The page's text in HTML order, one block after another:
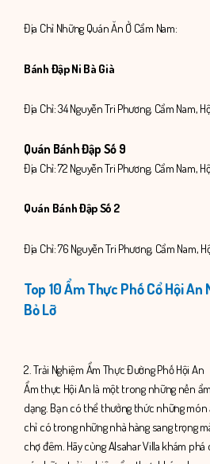
Địa Chỉ Những Quán Ăn Ở Cẩm Nam:
Bánh Đập Ni Bà Già
Địa Chỉ: 34 Nguyễn Tri Phương, Cẩm Nam,
Quán Bánh Đập Số 9
Địa Chỉ: 72 Nguyễn Tri Phương, Cẩm Nam,
Quán Bánh Đập Số 2
Địa Chỉ: 76 Nguyễn Tri Phương, Cẩm Nam,
Top 10 Ẩm Thực Phố Cổ Hội An
Bỏ Lỡ
2. Trải Nghiệm Ẩm Thực Đường Phố Hội An
Ẩm thực Hội An là một trong những nền
dạng. Bạn có thể thưởng thức những
chỉ có trong những nhà hàng sang trọng
chợ đêm. Hãy cùng Alsahar Villa khám